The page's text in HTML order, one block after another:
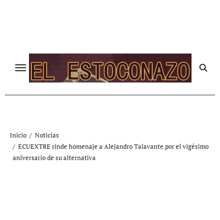
Inicio
Noticias
ECUEXTRE rinde homenaje a Alejandro Talavante por el vigésimo
aniversario de su alternativa